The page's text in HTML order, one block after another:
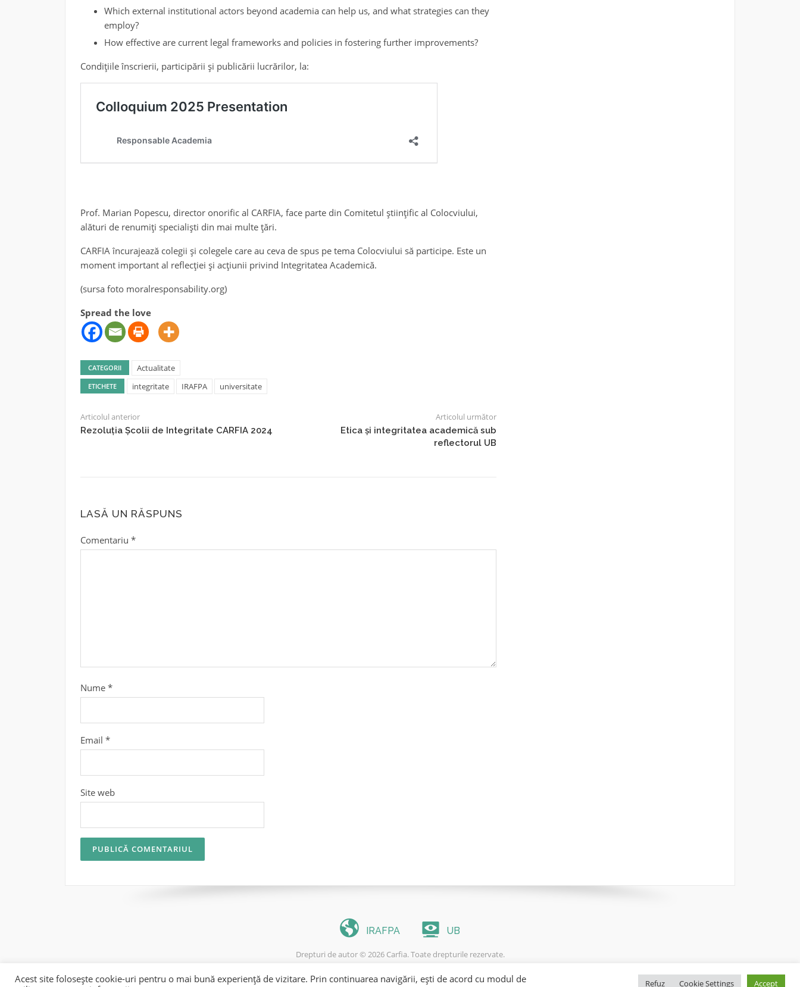
Which external institutional actors beyond academia can help us, and what strategies can they
employ?
How effective are current legal frameworks and policies in fostering further improvements?
Condițiile înscrierii, participării și publicării lucrărilor, la:
Prof. Marian Popescu, director onorific al CARFIA, face parte din Comitetul științific al Colocviului,
alături de renumiți specialiști din mai multe țări.
CARFIA încurajează colegii și colegele care au ceva de spus pe tema Colocviului să participe. Este un
moment important al reflecției și acțiunii privind Integritatea Academică.
(sursa foto moralresponsability.org)
Spread the love
CATEGORII Actualitate
ETICHETE integritate IRAFPA universitate
Articolul anterior
Rezoluția Școlii de Integritate CARFIA 2024
Articolul următor
Etica și integritatea academică sub
reflectorul UB
LASĂ UN RĂSPUNS
Comentariu *
Nume *
Email *
Site web
IRAFPA UB
Drepturi de autor © 2026 Carfia. Toate drepturile rezervate.
Acest site folosește cookie-uri pentru o mai bună experiență de vizitare. Prin continuarea navigării, ești de acord cu modul de
Refuz Cookie Settings Accept